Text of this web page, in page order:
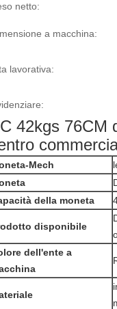
netto:
a macchina:
lavorativa:
42kgs 76CM
Mech
della moneta
disponibile
dell'ente a